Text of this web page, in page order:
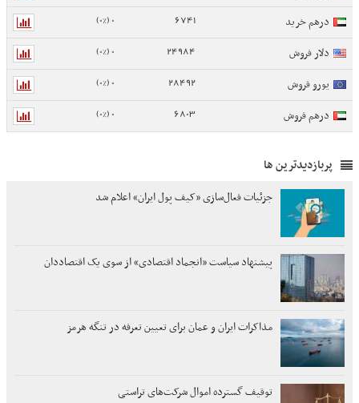
درهم خرید 6741
0 (0%)
دلار فروش 24984
0 (0%)
یورو فروش 28492
0 (0%)
درهم فروش 6803
0 (0%)
پربازدیدترین ها
جزئیات فعال‌سازی «کیف پول ایران» اعلام شد
پیشنهاد سیاست «انجماد اقتصادی» از سوی یک اقتصاددان
مذاکرات ایران و عمان برای تعیین تعرفه در تنگه هرمز
توقیف گسترده اموال شرکت‌های تراستی